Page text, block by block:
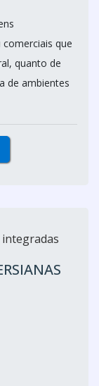
que
quanto de
de ambientes